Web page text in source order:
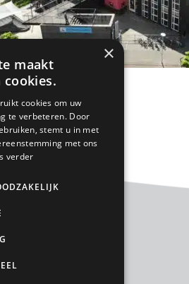
Onze school
×
maakt
cookies.
cookies om uw
te verbeteren. Door
stemt u in met
met ons
verder